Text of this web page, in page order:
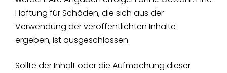
Haftung für Schäden, die sich aus der
Verwendung der veröffentlichten Inhalte
ergeben, ist ausgeschlossen.
Sollte der Inhalt oder die Aufmachung dieser